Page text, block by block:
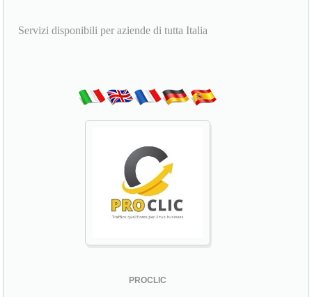
Servizi disponibili per aziende di tutta Italia
PROCLIC